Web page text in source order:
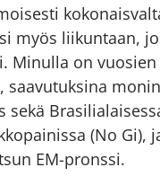
myös liikuntaan,
Minulla on
saavutuksina
sekä
(No Gi),
EM-pronssi.